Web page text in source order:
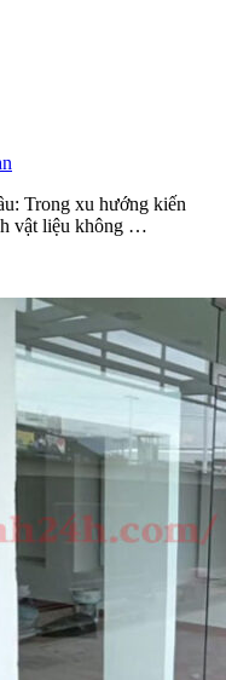
Trong xu hướng kiến
vật liệu không …